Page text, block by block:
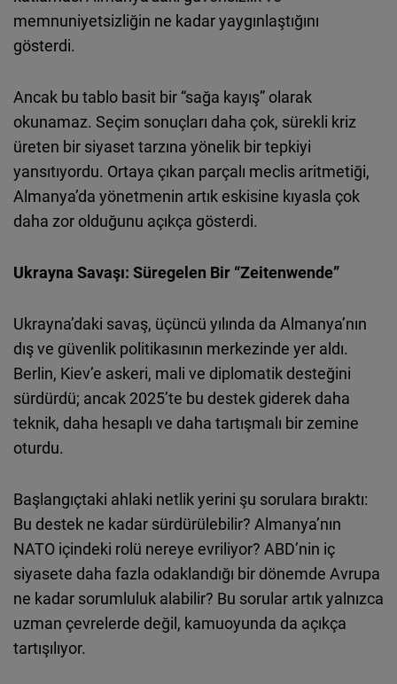
memnuniyetsizliğin ne kadar yaygınlaştığını
gösterdi.
Ancak bu tablo basit bir “sağa kayış” olarak
okunamaz. Seçim sonuçları daha çok, sürekli kriz
üreten bir siyaset tarzına yönelik bir tepkiyi
yansıtıyordu. Ortaya çıkan parçalı meclis aritmetiği,
Almanya’da yönetmenin artık eskisine kıyasla çok
daha zor olduğunu açıkça gösterdi.
Ukrayna Savaşı: Süregelen Bir “Zeitenwende”
Ukrayna’daki savaş, üçüncü yılında da Almanya’nın
dış ve güvenlik politikasının merkezinde yer aldı.
Berlin, Kiev’e askeri, mali ve diplomatik desteğini
sürdürdü; ancak 2025’te bu destek giderek daha
teknik, daha hesaplı ve daha tartışmalı bir zemine
oturdu.
Başlangıçtaki ahlaki netlik yerini şu sorulara bıraktı:
Bu destek ne kadar sürdürülebilir? Almanya’nın
NATO içindeki rolü nereye evriliyor? ABD’nin iç
siyasete daha fazla odaklandığı bir dönemde Avrupa
ne kadar sorumluluk alabilir? Bu sorular artık yalnızca
uzman çevrelerde değil, kamuoyunda da açıkça
tartışılıyor.